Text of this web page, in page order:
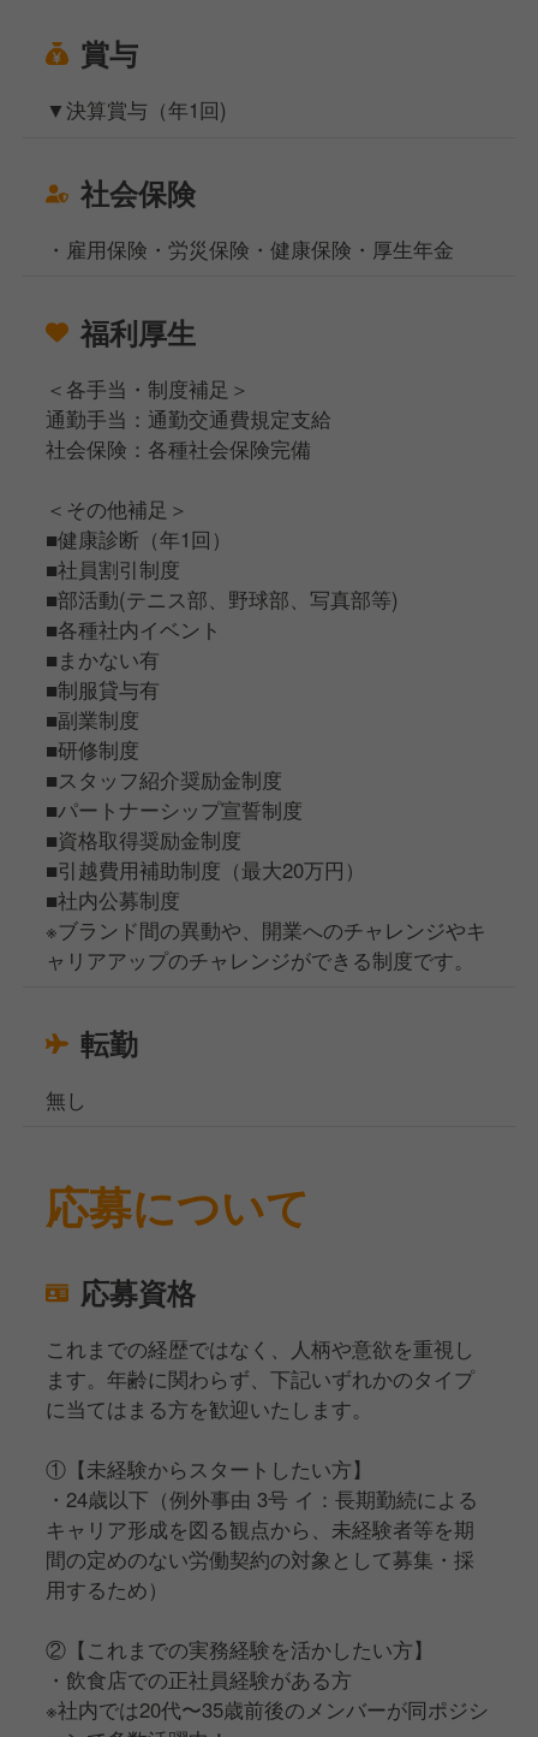
賞与
▼決算賞与（年1回)
社会保険
・雇用保険・労災保険・健康保険・厚生年金
福利厚生
＜各手当・制度補足＞
通勤手当：通勤交通費規定支給
社会保険：各種社会保険完備
＜その他補足＞
■健康診断（年1回）
■社員割引制度
■部活動(テニス部、野球部、写真部等)
■各種社内イベント
■まかない有
■制服貸与有
■副業制度
■研修制度
■スタッフ紹介奨励金制度
■パートナーシップ宣誓制度
■資格取得奨励金制度
■引越費用補助制度（最大20万円）
■社内公募制度
※ブランド間の異動や、開業へのチャレンジやキ
ャリアアップのチャレンジができる制度です。
転勤
無し
応募について
応募資格
これまでの経歴ではなく、人柄や意欲を重視し
ます。年齢に関わらず、下記いずれかのタイプ
に当てはまる方を歓迎いたします。
①【未経験からスタートしたい方】
・24歳以下（例外事由 3号 イ：長期勤続による
キャリア形成を図る観点から、未経験者等を期
間の定めのない労働契約の対象として募集・採
用するため）
②【これまでの実務経験を活かしたい方】
・飲食店での正社員経験がある方
※社内では20代〜35歳前後のメンバーが同ポジシ